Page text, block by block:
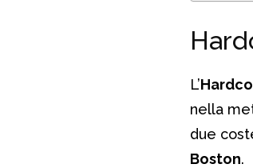
L’
nella
due
Boston.